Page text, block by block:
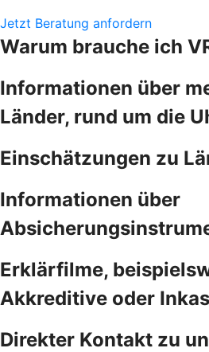
Jetzt Beratung anfordern
Warum brauche ich
Informationen über
Länder, rund um die
Einschätzungen zu
Informationen über
Erklärfilme,
Akkreditive oder
Direkter Kontakt zu